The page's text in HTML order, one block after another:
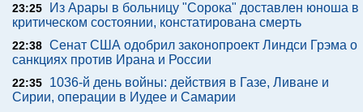
23:25
Из Арары в больницу "Сорока" доставлен юноша в
критическом состоянии, констатирована смерть
22:38 Сенат США одобрил законопроект Линдси Грэма о
санкциях против Ирана и России
22:35
1036-й день войны: действия в Газе, Ливане и
Сирии, операции в Иудее и Самарии